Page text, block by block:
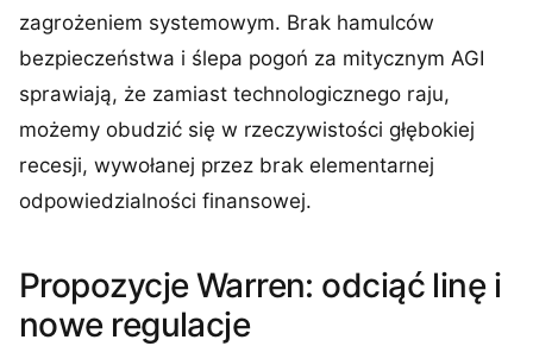
zagrożeniem systemowym. Brak hamulców
bezpieczeństwa i ślepa pogoń za mitycznym AGI
sprawiają, że zamiast technologicznego raju,
możemy obudzić się w rzeczywistości głębokiej
recesji, wywołanej przez brak elementarnej
odpowiedzialności finansowej.
Propozycje Warren: odciąć linę i
nowe regulacje